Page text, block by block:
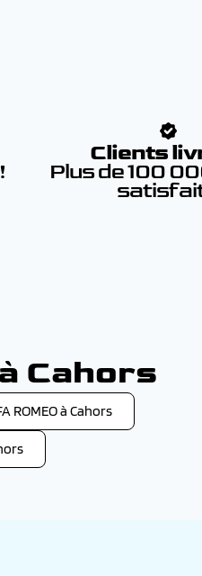
Clients
Plus de 100
Cahors
ROMEO à Cahors